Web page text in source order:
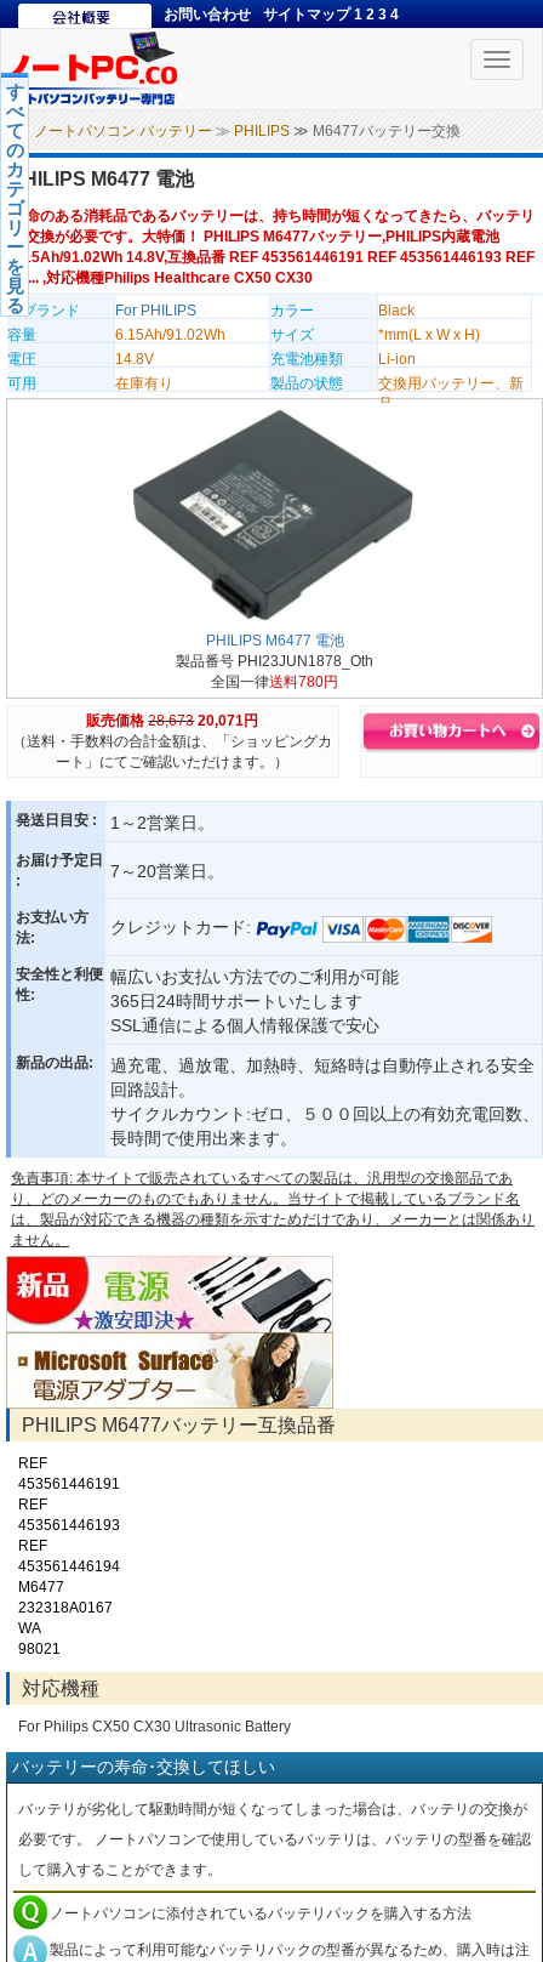
お問い合わせ サイトマップ 1 2 3 4
Toggle
ノートパソコン バッテリー ≫ PHILIPS ≫ M6477バッテリー交換
す
べ
て
の
カ
テ
ゴ
リ
ー
を
見
る
PHILIPS M6477 電池
寿命のある消耗品であるバッテリーは、持ち時間が短くなってきたら、バッテリ
ー交換が必要です。大特価！ PHILIPS M6477バッテリー,PHILIPS内蔵電池
6.15Ah/91.02Wh 14.8V,互換品番 REF 453561446191 REF 453561446193 REF
45... ,対応機種Philips Healthcare CX50 CX30
のブランド
For PHILIPS カラー
Black
容量
6.15Ah/91.02Wh サイズ
*mm(L x W x H)
電圧
14.8V 充電池種類
Li-ion
可用
在庫有り 製品の状態
交換用バッテリー、新
品
PHILIPS M6477 電池
製品番号 PHI23JUN1878_Oth
全国一律送料780円
販売価格 28,673 20,071円
（送料・手数料の合計金額は、「ショッピングカ
ート」にてご確認いただけます。）
発送日目安 : 1～2営業日。
お届け予定日
:
7～20営業日。
お支払い方
法:
クレジットカード:
安全性と利便
性:
幅広いお支払い方法でのご利用が可能
365日24時間サポートいたします
SSL通信による個人情報保護で安心
新品の出品:
過充電、過放電、加熱時、短絡時は自動停止される安全
回路設計。
サイクルカウント:ゼロ、５００回以上の有効充電回数、
長時間で使用出来ます。
免責事項: 本サイトで販売されているすべての製品は、汎用型の交換部品であ
り、どのメーカーのものでもありません。当サイトで掲載しているブランド名
は、製品が対応できる機器の種類を示すためだけであり、メーカーとは関係あり
ません。
PHILIPS M6477バッテリー互換品番
REF
453561446191
REF
453561446193
REF
453561446194
M6477
232318A0167
WA
98021
対応機種
For Philips CX50 CX30 Ultrasonic Battery
バッテリーの寿命･交換してほしい
バッテリが劣化して駆動時間が短くなってしまった場合は、バッテリの交換が
必要です。 ノートパソコンで使用しているバッテリは、バッテリの型番を確認
して購入することができます。
ノートパソコンに添付されているバッテリパックを購入する方法
製品によって利用可能なバッテリパックの型番が異なるため、購入時は注